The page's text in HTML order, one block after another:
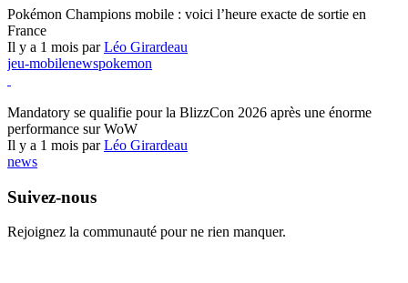
Pokémon Champions mobile : voici l’heure exacte de sortie en
France
Il y a 1 mois parLéo Girardeau
jeu-mobilenewspokemon
Mandatory se qualifie pour la BlizzCon 2026 après une énorme
performance sur WoW
Il y a 1 mois parLéo Girardeau
news
Suivez-nous
Rejoignez la communauté pour ne rien manquer.